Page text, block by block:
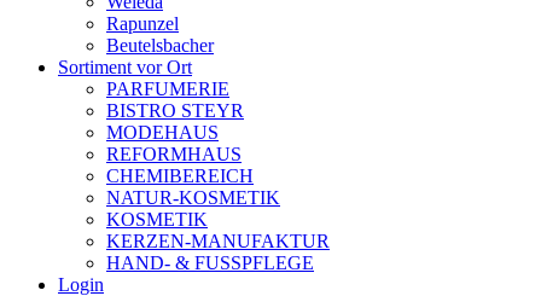
Rapunzel
Beutelsbacher
Sortiment vor Ort
PARFUMERIE
BISTRO STEYR
MODEHAUS
REFORMHAUS
CHEMIBEREICH
NATUR-KOSMETIK
KOSMETIK
KERZEN-MANUFAKTUR
HAND- & FUSSPFLEGE
Login